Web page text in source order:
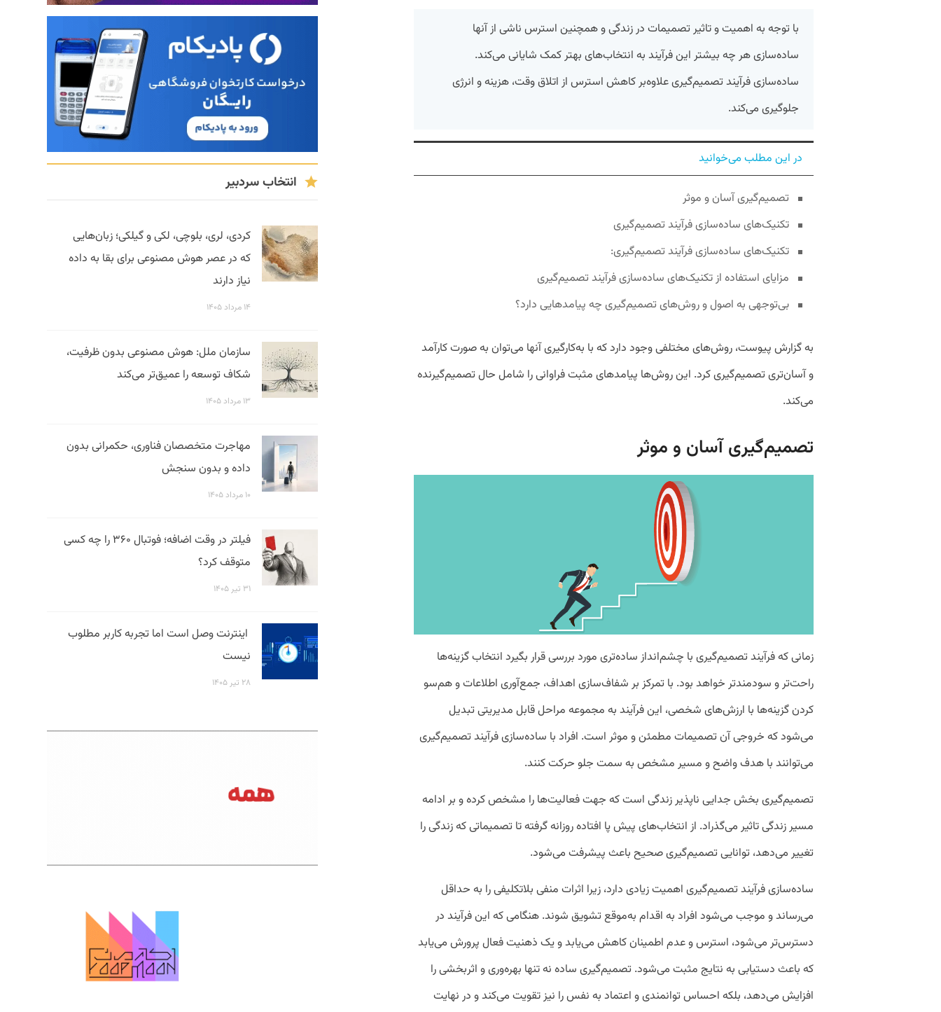
با توجه به اهمیت و تاثیر تصمیمات در زندگی و همچنین استرس ناشی از آنها
ساده‌سازی هر چه بیشتر این فرآیند به انتخاب‌های بهتر کمک شایانی می‌کند.
ساده‌سازی فرآیند تصمیم‌گیری علاوه‌بر کاهش استرس از اتلاق وقت، هزینه و انرژی
جلوگیری می‌کند.
در این مطلب می‌خوانید
تصمیم‌گیری آسان و موثر
تکنیک‌های ساده‌سازی فرآیند تصمیم‌گیری
تکنیک‌های ساده‌سازی فرآیند تصمیم‌گیری:
مزایای استفاده از تکنیک‌های ساده‌سازی فرآیند تصمیم‌گیری
بی‌توجهی به اصول و روش‌های تصمیم‌گیری چه پیامدهایی دارد؟
به گزارش پیوست، روش‌های مختلفی وجود دارد که با به‌کارگیری آنها می‌توان به صورت کارآمد
و آسان‌تری تصمیم‌گیری کرد. این روش‌ها پیامدهای مثبت فراوانی را شامل حال تصمیم‌گیرنده
می‌کند.
تصمیم‌گیری آسان و موثر
زمانی که فرآیند تصمیم‌گیری با چشم‌انداز ساده‌تری مورد بررسی قرار بگیرد انتخاب گزینه‌ها
راحت‌تر و سودمندتر خواهد بود. با تمرکز بر شفاف‌سازی اهداف، جمع‌آوری اطلاعات و هم‌سو
کردن گزینه‌ها با ارزش‌های شخصی، این فرآیند به مجموعه مراحل قابل مدیریتی تبدیل
می‌شود که خروجی آن تصمیمات مطمئن و موثر است. افراد با ساده‌سازی فرآیند تصمیم‌گیری
می‌توانند با هدف واضح و مسیر مشخص به سمت جلو حرکت کنند.
تصمیم‌گیری بخش جدایی ناپذیر زندگی است که جهت فعالیت‌ها را مشخص کرده و بر ادامه
مسیر زندگی تاثیر می‌گذراد. از انتخاب‌های پیش پا افتاده روزانه گرفته تا تصمیماتی که زندگی را
تغییر می‌دهد، توانایی تصمیم‌گیری صحیح باعث پیشرفت می‌شود.
ساده‌سازی فرآیند تصمیم‌گیری اهمیت زیادی دارد، زیرا اثرات منفی بلاتکلیفی را به حداقل
می‌رساند و موجب می‌شود افراد به اقدام به‌موقع تشویق شوند. هنگامی که این فرآیند در
دسترس‌تر می‌شود، استرس و عدم اطمینان کاهش می‌یابد و یک ذهنیت فعال پرورش می‌‌یابد
که باعث دستیابی به نتایج مثبت می‌شود. تصمیم‌گیری ساده نه تنها بهره‌وری و اثربخشی را
افزایش می‌دهد، بلکه احساس توانمندی و اعتماد به نفس را نیز تقویت می‌کند و در نهایت
انتخاب سردبیر
کردی، لری، بلوچی، لکی و گیلکی؛ زبان‌هایی
که در عصر هوش مصنوعی برای بقا به داده
نیاز دارند
۱۴ مرداد ۱۴۰۵
سازمان ملل: هوش مصنوعی بدون ظرفیت،
شکاف توسعه را عمیق‌تر می‌کند
۱۳ مرداد ۱۴۰۵
مهاجرت متخصصان فناوری، حکمرانی بدون
داده و بدون سنجش
۱۰ مرداد ۱۴۰۵
فیلتر در وقت اضافه؛ فوتبال ۳۶۰ را چه کسی
متوقف کرد؟
۳۱ تیر ۱۴۰۵
اینترنت وصل است اما تجربه کاربر مطلوب
نیست
۲۸ تیر ۱۴۰۵